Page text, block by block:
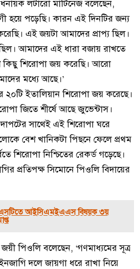
লটারো মার্টিনেজ বলেছেন,
হয়ে পড়েছি। কারন এই দিনটির জন্য
এই জয়টা আমাদের প্রাপ্য ছিল।
আমাদের এই ধারা বজায় রাখতে
কিছু শিরোপা জয় করেছি। আরো
মধ্যে আছে।’
২০টি ইতালিয়ান শিরোপা জয় করেছে।
জিতে শীর্ষে আছে জুভেন্টাস।
সাথেই এই শিরোপা ঘরে
বেশ খানিকটা পিছনে ফেলে প্রথম
শিরোপা নিশ্চিতের রেকর্ড গড়েছে।
প্রতিপক্ষ সিমোনে পিওলি বিদায়ের
আইসিএমইএএস বিষয়ক ৩য়
পিওলি বলেছেন, ‘গণমাধ্যমের সূত্র
দলে জায়গা ধরে রাখা নিয়ে